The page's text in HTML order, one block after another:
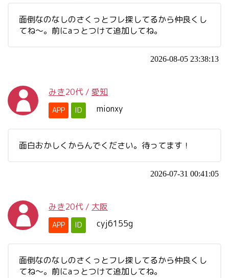
面倒なのなしのさくっとフレ探してるから仲良くし
てね〜。前にaっとつけて追加してね。
2026-08-05 23:38:13
みき20代 / 愛知
APP ID mionxy
面白おかしくからんでください。待ってます！
2026-07-31 00:41:05
みき20代 / 大阪
APP ID cyj6155g
面倒なのなしのさくっとフレ探してるから仲良くし
てね〜。前にaっとつけて追加してね。